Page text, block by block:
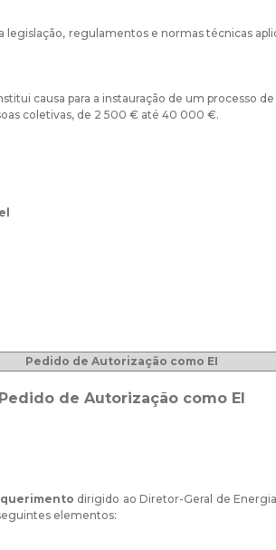
legislação, regulamentos e normas técnicas
causa para a instauração de um processo
coletivas, de 2 500 € até 40 000 €.
Pedido de Autorização como EI
Pedido de Autorização como EI
dirigido ao Diretor-Geral de
elementos: